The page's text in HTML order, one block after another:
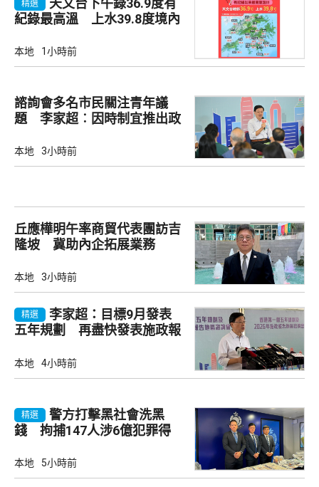
精選
天文台下午錄36.9度有
紀錄最高溫 上水39.8度境內
本地 1小時前
諮詢會多名市民關注青年議
題 李家超︰因時制宜推出政
本地 3小時前
丘應樺明午率商貿代表團訪吉
隆坡 冀助內企拓展業務
本地 3小時前
精選
李家超：目標9月發表
五年規劃 再盡快發表施政報
本地 4小時前
精選
警方打擊黑社會洗黑
錢 拘捕147人涉6億犯罪得
本地 5小時前